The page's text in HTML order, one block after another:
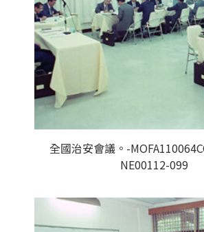
全國治安會議。-
NE00112-099